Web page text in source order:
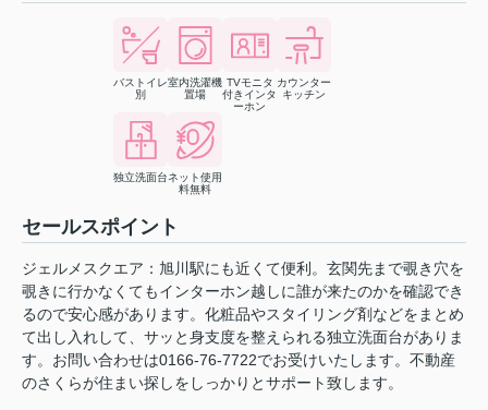
バストイレ
別
室内洗濯機
置場
TVモニタ
付きインタ
ーホン
カウンター
キッチン
独立洗面台ネット使用
料無料
セールスポイント
ジェルメスクエア：旭川駅にも近くて便利。玄関先まで覗き穴を
覗きに行かなくてもインターホン越しに誰が来たのかを確認でき
るので安心感があります。化粧品やスタイリング剤などをまとめ
て出し入れして、サッと身支度を整えられる独立洗面台がありま
す。お問い合わせは0166-76-7722でお受けいたします。不動産
のさくらが住まい探しをしっかりとサポート致します。